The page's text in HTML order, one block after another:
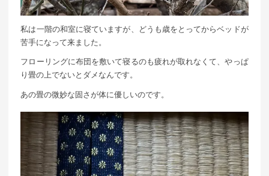
私は一階の和室に寝ていますが、どうも歳をとってからベッドが
苦手になって来ました。
フローリングに布団を敷いて寝るのも疲れが取れなくて、やっぱ
り畳の上でないとダメなんです。
あの畳の微妙な固さが体に優しいのです。